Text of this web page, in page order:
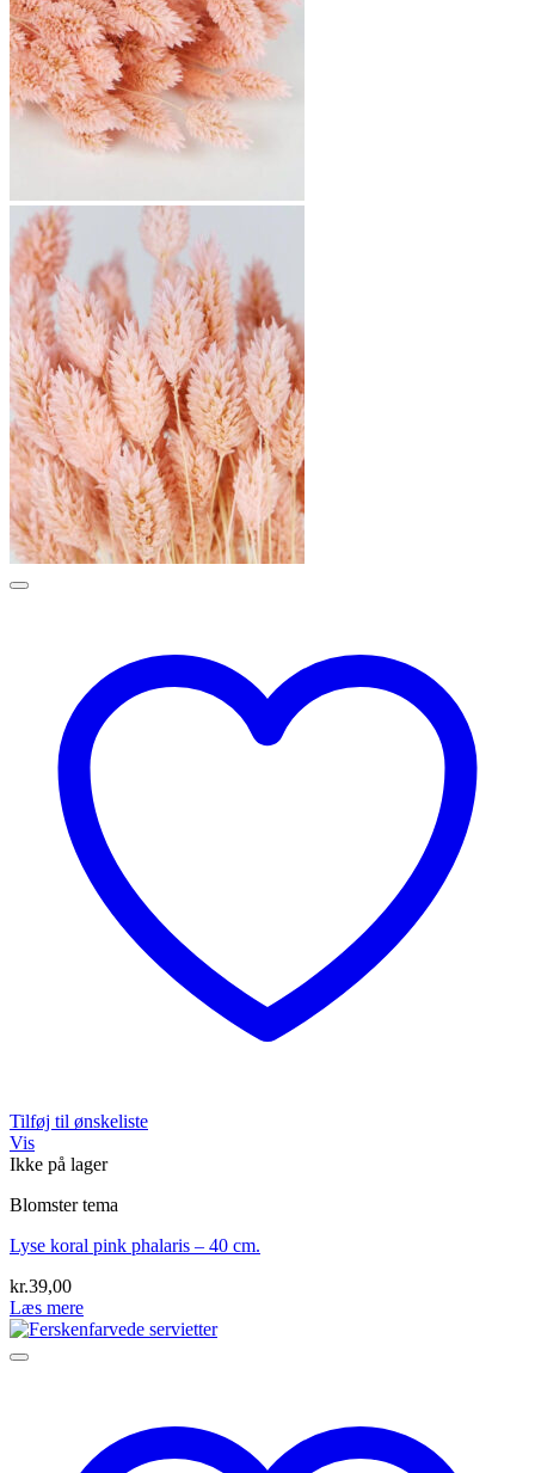
Tilføj til ønskeliste
Vis
Ikke på lager
Blomster tema
Lyse koral pink phalaris – 40 cm.
kr.39,00
Læs mere